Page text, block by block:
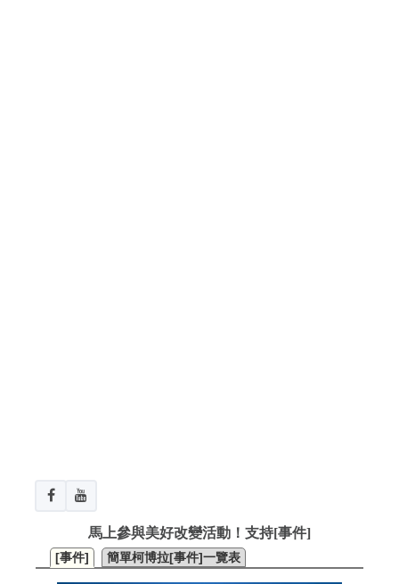
馬上參與美好改變活動！支持[事件]
[事件] 簡單柯博拉[事件]一覽表